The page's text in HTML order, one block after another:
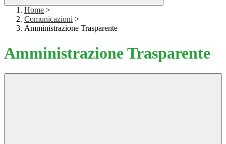
Home >
Comunicazioni >
Amministrazione Trasparente
Amministrazione Trasparente